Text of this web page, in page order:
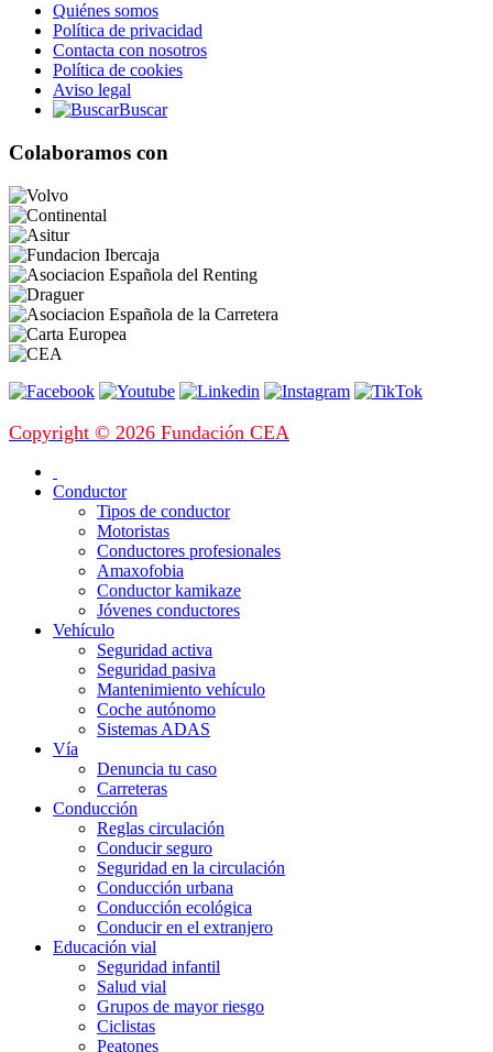
Quiénes somos
Política de privacidad
Contacta con nosotros
Política de cookies
Aviso legal
Buscar
Colaboramos con
Copyright © 2026 Fundación CEA
Conductor
Tipos de conductor
Motoristas
Conductores profesionales
Amaxofobia
Conductor kamikaze
Jóvenes conductores
Vehículo
Seguridad activa
Seguridad pasiva
Mantenimiento vehículo
Coche autónomo
Sistemas ADAS
Vía
Denuncia tu caso
Carreteras
Conducción
Reglas circulación
Conducir seguro
Seguridad en la circulación
Conducción urbana
Conducción ecológica
Conducir en el extranjero
Educación vial
Seguridad infantil
Salud vial
Grupos de mayor riesgo
Ciclistas
Peatones